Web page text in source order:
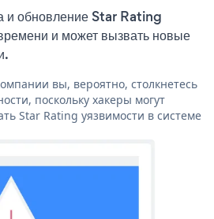
и обновление Star Rating
и может вызвать новые
вы, вероятно, столкнетесь
поскольку хакеры могут
Star Rating уязвимости в системе